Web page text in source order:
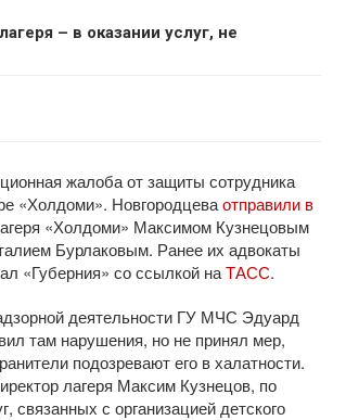
– в оказании услуг, не
жалоба от защиты сотрудника
«Холдоми». Новгородцеваотправили в
«Холдоми» Максимом Кузнецовым
Бурлаковым. Ранее их адвокаты
«Губерния» со ссылкой наТАСС.
деятельности ГУ МЧС Эдуард
там нарушения, но не принял мер,
подозревают его в халатности.
лагеря Максим Кузнецов, по
с организацией детского